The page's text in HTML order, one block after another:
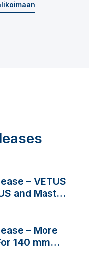
– VETUS
and Mastry
– More
140 mm